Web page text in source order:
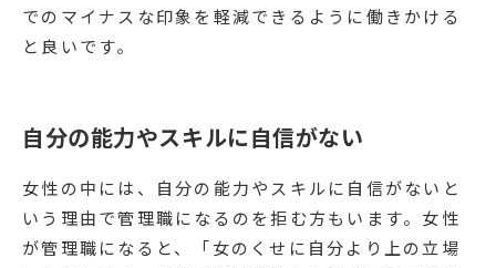
でのマイナスな印象を軽減できるように働きかける
と良いです。
自分の能力やスキルに自信がない
女性の中には、自分の能力やスキルに自信がないと
いう理由で管理職になるのを拒む方もいます。女性
が管理職になると、「女のくせに自分より上の立場